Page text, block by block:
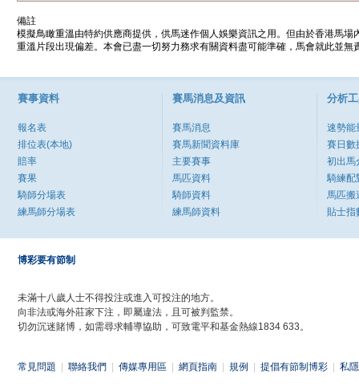
備註
模擬鳥瞰重溫由特約供應商提供，供馬迷作個人娛樂資訊之用。但由於香港馬
重溫片段出現偏差。本會已盡一切努力務求有關資料盡可能準確，馬會就此並
賽事資料
報名表
排位表(本地)
賠率
賽果
騎師分場表
練馬師分場表
賽馬消息及資訊
賽馬消息
賽馬新聞資料庫
主要賽事
馬匹資料
騎師資料
練馬師資料
分析
速勢能
賽日數
初出馬
騎練配
馬匹搬
貼士指
博彩要有節制
未滿十八歲人士不得投注或進入可投注的地方。
向非法或海外莊家下注，即屬違法，且可被判監禁。
切勿沉迷賭博，如需尋求輔導協助，可致電平和基金熱線1834 633。
常見問題 聯絡我們 傳媒專用區 網頁指南 規例 提倡有節制博彩 私